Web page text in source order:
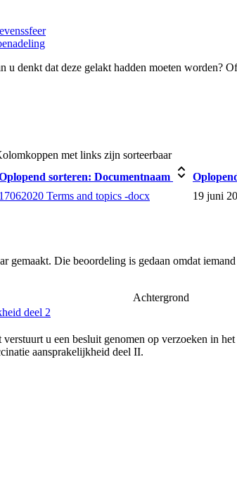
denkt dat deze gelakt hadden moeten worden?
met links zijn sorteerbaar
sorteren: Documentnaam
17062020 Terms and topics -docx 19 juni
gemaakt. Die beoordeling is gedaan omdat
Achtergrond
deel 2
u een besluit genomen op verzoeken in
aansprakelijkheid deel II.